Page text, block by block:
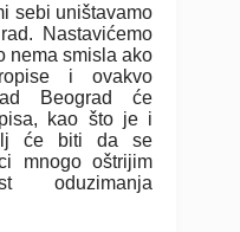
sebi uništavamo
Nastavićemo
nema smisla ako
i ovakvo
Beograd će
kao što je i
će biti da se
mnogo oštrijim
oduzimanja